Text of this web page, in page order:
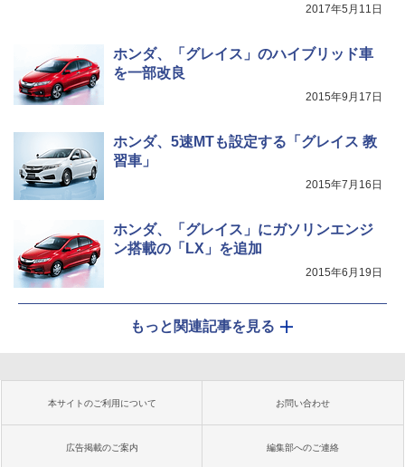
2017年5月11日
ホンダ、「グレイス」のハイブリッド車
を一部改良
2015年9月17日
ホンダ、5速MTも設定する「グレイス 教
習車」
2015年7月16日
ホンダ、「グレイス」にガソリンエンジ
ン搭載の「LX」を追加
2015年6月19日
もっと関連記事を見る
本サイトのご利用について お問い合わせ
広告掲載のご案内 編集部へのご連絡